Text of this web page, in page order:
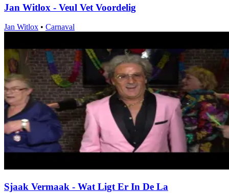
Jan Witlox - Veul Vet Voordelig
Jan Witlox • Carnaval
Sjaak Vermaak - Wat Ligt Er In De La